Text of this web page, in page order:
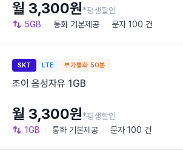
5GB 통화 기본제공 문자 100 건
월 3,300원*평생할인
SKT LTE 부가통화 50분
조이 음성자유 1GB
1GB 통화 기본제공 문자 100 건
월 3,300원*평생할인